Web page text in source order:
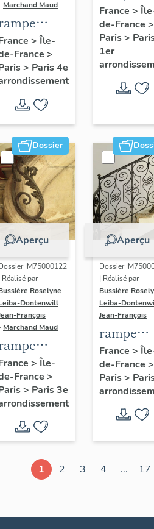
Marchand Maud
de
maison à
cochère
hôtel
étudié)
> Île-
France >
> Paris 4e
d'appui,
escalier
la
porte
cochère
(non
France >
de-France >
Paris>
1er
Dossier
Aperçu
IM75000122
Réalisé par
Roselyne -
Dontenwill
François
Marchand Maud
de
maison à
cochère
étudié)
> Île-
France >
> Paris 3e
Aperçu
Dossier
| Réalisé par
Bussière
Leiba-
Jean-François
rampe
d'appui,
escalier
la
cochère
(non
France >
de-France >
Paris>
1 2 3 4 ... 17